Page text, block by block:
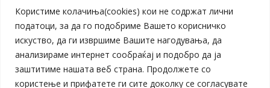
Користиме колачиња(cookies) кои не содржат лични
податоци, за да го подобриме Вашето корисничко
искуство, да ги извршиме Вашите нагодувања, да
анализираме интернет сообраќај и подобро да ја
заштитиме нашата веб страна. Продолжете со
користење и прифатете ги сите доколку се согласувате
ЗЕЛС – Заедница на единиците на локална самоуправа
Центар за развој на Вардарски плански регион
Јавно комунално претпријатие „Дервен“
ЈПССО „Парк – спорт и паркинзи“
ЛБ „Гоце Делчев“
ЛУ „Народен Музеј“